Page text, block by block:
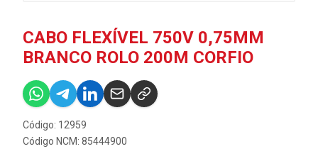
CABO FLEXÍVEL 750V 0,75MM
BRANCO ROLO 200M CORFIO
Código: 12959
Código NCM: 85444900